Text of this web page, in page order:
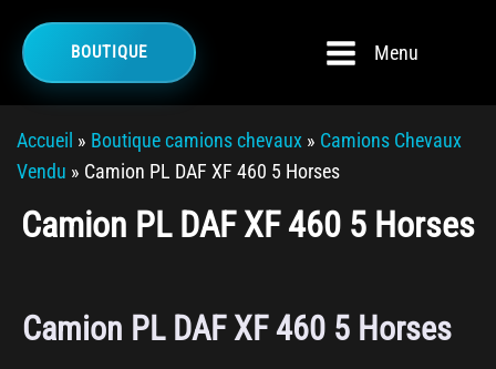
BOUTIQUE Menu
Accueil » Boutique camions chevaux » Camions Chevaux
Vendu » Camion PL DAF XF 460 5 Horses
Camion PL DAF XF 460 5 Horses
Camion PL DAF XF 460 5 Horses